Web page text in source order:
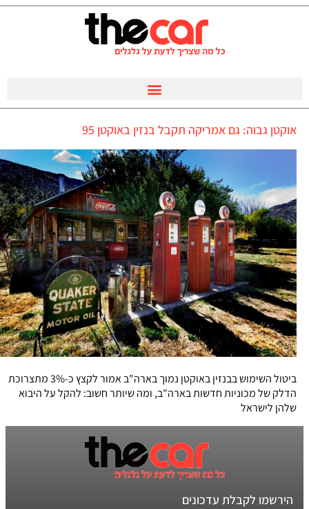
אוקטן גבוה: גם אמריקה תקבל בנזין באוקטן 95
ביטול השימוש בבנזין באוקטן נמוך בארה"ב אמור לקצץ כ-3% מתצרוכת
הדלק של מכוניות חדשות בארה"ב, ומה שיותר חשוב: להקל על היבוא
שלהן לישראל
הירשמו לקבלת עדכונים